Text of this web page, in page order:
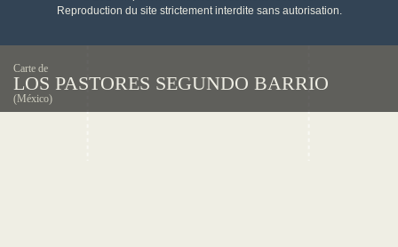
Reproduction du site strictement interdite sans autorisation.
Carte de
LOS PASTORES SEGUNDO BARRIO
(México)